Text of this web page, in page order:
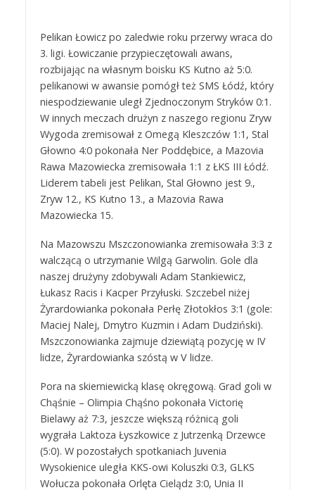
Pelikan Łowicz po zaledwie roku przerwy wraca do
3. ligi. Łowiczanie przypieczętowali awans,
rozbijając na własnym boisku KS Kutno aż 5:0.
pelikanowi w awansie pomógł też SMS Łódź, który
niespodziewanie uległ Zjednoczonym Stryków 0:1.
W innych meczach drużyn z naszego regionu Zryw
Wygoda zremisował z Omegą Kleszczów 1:1, Stal
Głowno 4:0 pokonała Ner Poddębice, a Mazovia
Rawa Mazowiecka zremisowała 1:1 z ŁKS III Łódź.
Liderem tabeli jest Pelikan, Stal Głowno jest 9.,
Zryw 12., KS Kutno 13., a Mazovia Rawa
Mazowiecka 15.
Na Mazowszu Mszczonowianka zremisowała 3:3 z
walczącą o utrzymanie Wilgą Garwolin. Gole dla
naszej drużyny zdobywali Adam Stankiewicz,
Łukasz Racis i Kacper Przyłuski. Szczebel niżej
Żyrardowianka pokonała Perłę Złotokłos 3:1 (gole:
Maciej Nalej, Dmytro Kuzmin i Adam Dudziński).
Mszczonowianka zajmuje dziewiątą pozycję w IV
lidze, Żyrardowianka szóstą w V lidze.
Pora na skierniewicką klasę okręgową. Grad goli w
Chąśnie – Olimpia Chąśno pokonała Victorię
Bielawy aż 7:3, jeszcze większą różnicą goli
wygrała Laktoza Łyszkowice z Jutrzenką Drzewce
(5:0). W pozostałych spotkaniach Juvenia
Wysokienice uległa KKS-owi Koluszki 0:3, GLKS
Wołucza pokonała Orlęta Cielądz 3:0, Unia II